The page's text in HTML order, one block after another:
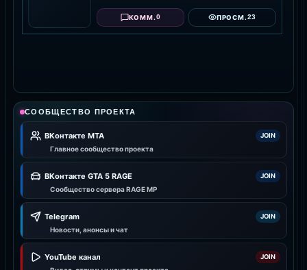
КОММ.0 ПРОСМ.23
СООБЩЕСТВО ПРОЕКТА
ВКонтакте MTA JOIN
Главное сообщество проекта
ВКонтакте GTA 5 RAGE JOIN
Сообщество сервера RAGE MP
Telegram JOIN
Новости, анонсы и чат
YouTube канал JOIN